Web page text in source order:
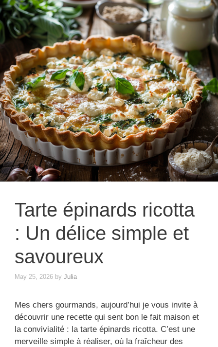
Tarte épinards ricotta
: Un délice simple et
savoureux
May 25, 2026 by Julia
Mes chers gourmands, aujourd’hui je vous invite à
découvrir une recette qui sent bon le fait maison et
la convivialité : la tarte épinards ricotta. C’est une
merveille simple à réaliser, où la fraîcheur des